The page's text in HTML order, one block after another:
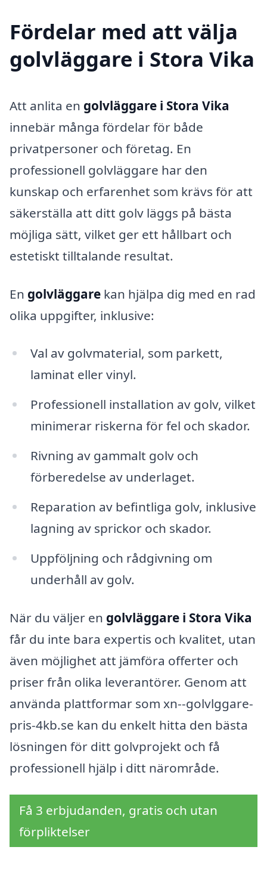
Fördelar med att välja
golvläggare i Stora Vika
Att anlita en golvläggare i Stora Vika
innebär många fördelar för både
privatpersoner och företag. En
professionell golvläggare har den
kunskap och erfarenhet som krävs för att
säkerställa att ditt golv läggs på bästa
möjliga sätt, vilket ger ett hållbart och
estetiskt tilltalande resultat.
En golvläggare kan hjälpa dig med en rad
olika uppgifter, inklusive:
Val av golvmaterial, som parkett,
laminat eller vinyl.
Professionell installation av golv, vilket
minimerar riskerna för fel och skador.
Rivning av gammalt golv och
förberedelse av underlaget.
Reparation av befintliga golv, inklusive
lagning av sprickor och skador.
Uppföljning och rådgivning om
underhåll av golv.
När du väljer en golvläggare i Stora Vika
får du inte bara expertis och kvalitet, utan
även möjlighet att jämföra offerter och
priser från olika leverantörer. Genom att
använda plattformar som xn--golvlggare-
pris-4kb.se kan du enkelt hitta den bästa
lösningen för ditt golvprojekt och få
professionell hjälp i ditt närområde.
Få 3 erbjudanden, gratis och utan
förpliktelser